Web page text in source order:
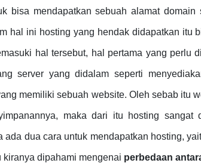
bisa mendapatkan sebuah alamat
hal ini hosting yang hendak didapatkan itu
hal tersebut, hal pertama yang perlu
server yang didalam seperti
memiliki sebuah website. Oleh sebab itu
maka dari itu hosting
ada dua cara untuk mendapatkan hosting,
kiranya dipahami mengenai perbedaan